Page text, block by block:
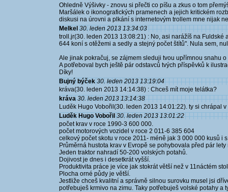
Ohledně Výšivky - znovu si přečti co píšu a zkus o tom
Maršálek o ikonografických pramenech a jejich kritickém
diskusi na úrovni a plkání s internetovým trollem mne nijak
Melkel 30. leden 2013 13:34:03
troll.jr(30. leden 2013 13:08:21) : No, asi narážíš na Fuldské
644 koní s otěžemi a sedly a stejný počet štítů". Nula sem,
Ale jinak pokračuj, se zájmem sleduji tvou upřímnou snahu
A potřeboval bych ještě pár odstavců tvých příspěvků k
Díky!
Bujný býček 30. leden 2013 13:19:04
kráva(30. leden 2013 14:14:38) : Chceš mít moje telátka?
kráva 30. leden 2013 13:14:38
Luděk Hugo Vobořil(30. leden 2013 14:01:22). ty si chrápal
Luděk Hugo Vobořil 30. leden 2013 13:01:22
počet krav v roce 1990-3 600 000.
počet motorových vozidel v roce 2 011-6 385 604
celkový počet skotu v roce 2011- méně jak 3 000 000 kusů i
Průměrná hustota krav v Evropě se pohybovala před pár
Jeden traktor nahradí 50-200 volských potahů.
Dojivost je dnes i desetkrát vyšší.
Produktivita práce je více jak stokrát větší než v 11náctém
Plocha orné půdy je větší.
Jestliže chceš kvalitní a správně silnou surovku musel jsi
potřebuješ krmivo na zimu. Taky potřebuješ volské potahy a